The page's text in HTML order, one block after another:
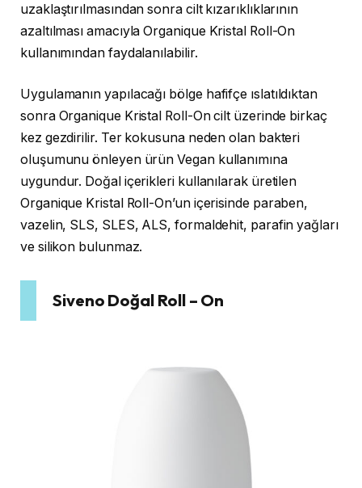
uzaklaştırılmasından sonra cilt kızarıklıklarının
azaltılması amacıyla Organique Kristal Roll-On
kullanımından faydalanılabilir.
Uygulamanın yapılacağı bölge hafifçe ıslatıldıktan
sonra Organique Kristal Roll-On cilt üzerinde birkaç
kez gezdirilir. Ter kokusuna neden olan bakteri
oluşumunu önleyen ürün Vegan kullanımına
uygundur. Doğal içerikleri kullanılarak üretilen
Organique Kristal Roll-On’un içerisinde paraben,
vazelin, SLS, SLES, ALS, formaldehit, parafin yağları
ve silikon bulunmaz.
Siveno Doğal Roll – On